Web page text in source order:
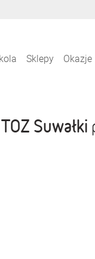
Sklepy Okazje
TOZ Suwałki